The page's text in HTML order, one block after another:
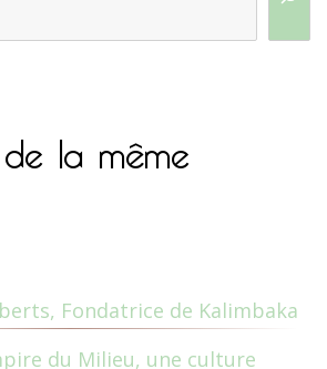
la même
Fondatrice de Kalimbaka
du Milieu, une culture